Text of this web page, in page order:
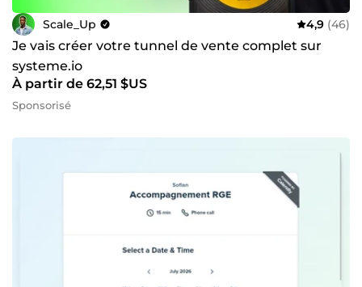
Scale_Up 4,9 (46)
Je vais créer votre tunnel de vente complet sur
systeme.io
À partir de 62,51 $US
Sponsorisé